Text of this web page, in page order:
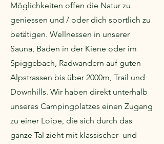
Möglichkeiten offen die Natur zu
geniessen und / oder dich sportlich zu
betätigen. Wellnessen in unserer
Sauna, Baden in der Kiene oder im
Spiggebach, Radwandern auf guten
Alpstrassen bis über 2000m, Trail und
Downhills. Wir haben direkt unterhalb
unseres Campingplatzes einen Zugang
zu einer Loipe, die sich durch das
ganze Tal zieht mit klassischer- und